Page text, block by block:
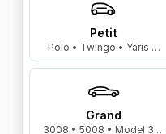
Petit
Polo • Twingo • Yaris …
Grand
3008 • 5008 • Model 3 …